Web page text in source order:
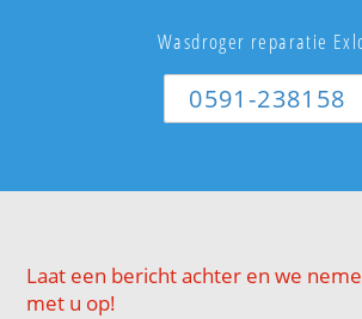
Wasdroger reparatie
0591-238158
Laat een bericht achter en we
met u op!